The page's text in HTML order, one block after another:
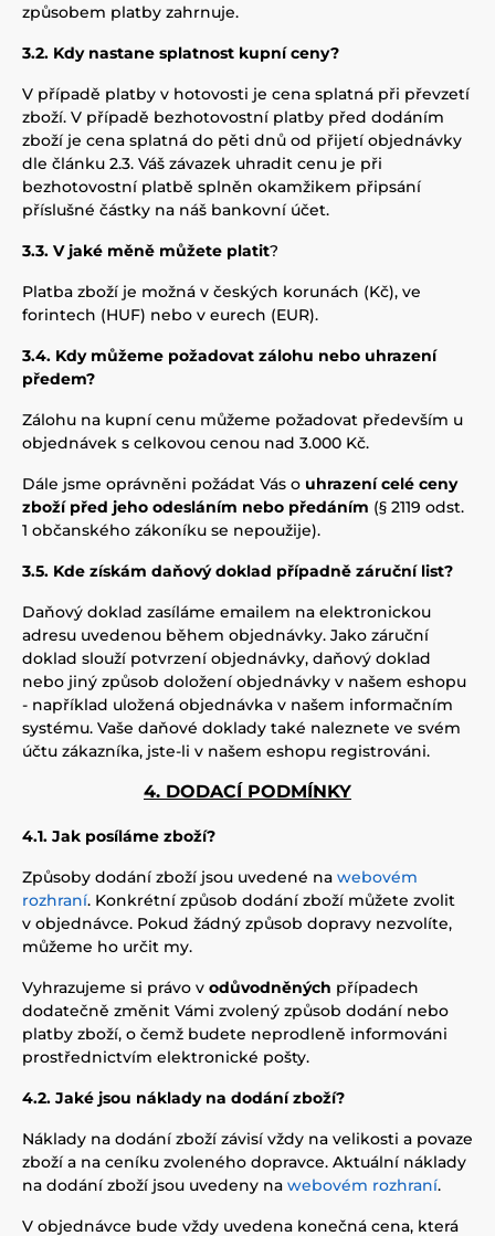
způsobem platby zahrnuje.
3.2. Kdy nastane splatnost kupní ceny?
V případě platby v hotovosti je cena splatná při převzetí
zboží. V případě bezhotovostní platby před dodáním
zboží je cena splatná do pěti dnů od přijetí objednávky
dle článku 2.3. Váš závazek uhradit cenu je při
bezhotovostní platbě splněn okamžikem připsání
příslušné částky na náš bankovní účet.
3.3. V jaké měně můžete platit?
Platba zboží je možná v českých korunách (Kč), ve
forintech (HUF) nebo v eurech (EUR).
3.4. Kdy můžeme požadovat zálohu nebo uhrazení
předem?
Zálohu na kupní cenu můžeme požadovat především u
objednávek s celkovou cenou nad 3.000 Kč.
Dále jsme oprávněni požádat Vás o uhrazení celé ceny
zboží před jeho odesláním nebo předáním (§ 2119 odst.
1 občanského zákoníku se nepoužije).
3.5. Kde získám daňový doklad případně záruční list?
Daňový doklad zasíláme emailem na elektronickou
adresu uvedenou během objednávky. Jako záruční
doklad slouží potvrzení objednávky, daňový doklad
nebo jiný způsob doložení objednávky v našem eshopu
- například uložená objednávka v našem informačním
systému. Vaše daňové doklady také naleznete ve svém
účtu zákazníka, jste-li v našem eshopu registrováni.
4. DODACÍ PODMÍNKY
4.1. Jak posíláme zboží?
Způsoby dodání zboží jsou uvedené na webovém
rozhraní. Konkrétní způsob dodání zboží můžete zvolit
v objednávce. Pokud žádný způsob dopravy nezvolíte,
můžeme ho určit my.
Vyhrazujeme si právo v odůvodněných případech
dodatečně změnit Vámi zvolený způsob dodání nebo
platby zboží, o čemž budete neprodleně informováni
prostřednictvím elektronické pošty.
4.2. Jaké jsou náklady na dodání zboží?
Náklady na dodání zboží závisí vždy na velikosti a povaze
zboží a na ceníku zvoleného dopravce. Aktuální náklady
na dodání zboží jsou uvedeny na webovém rozhraní.
V objednávce bude vždy uvedena konečná cena, která